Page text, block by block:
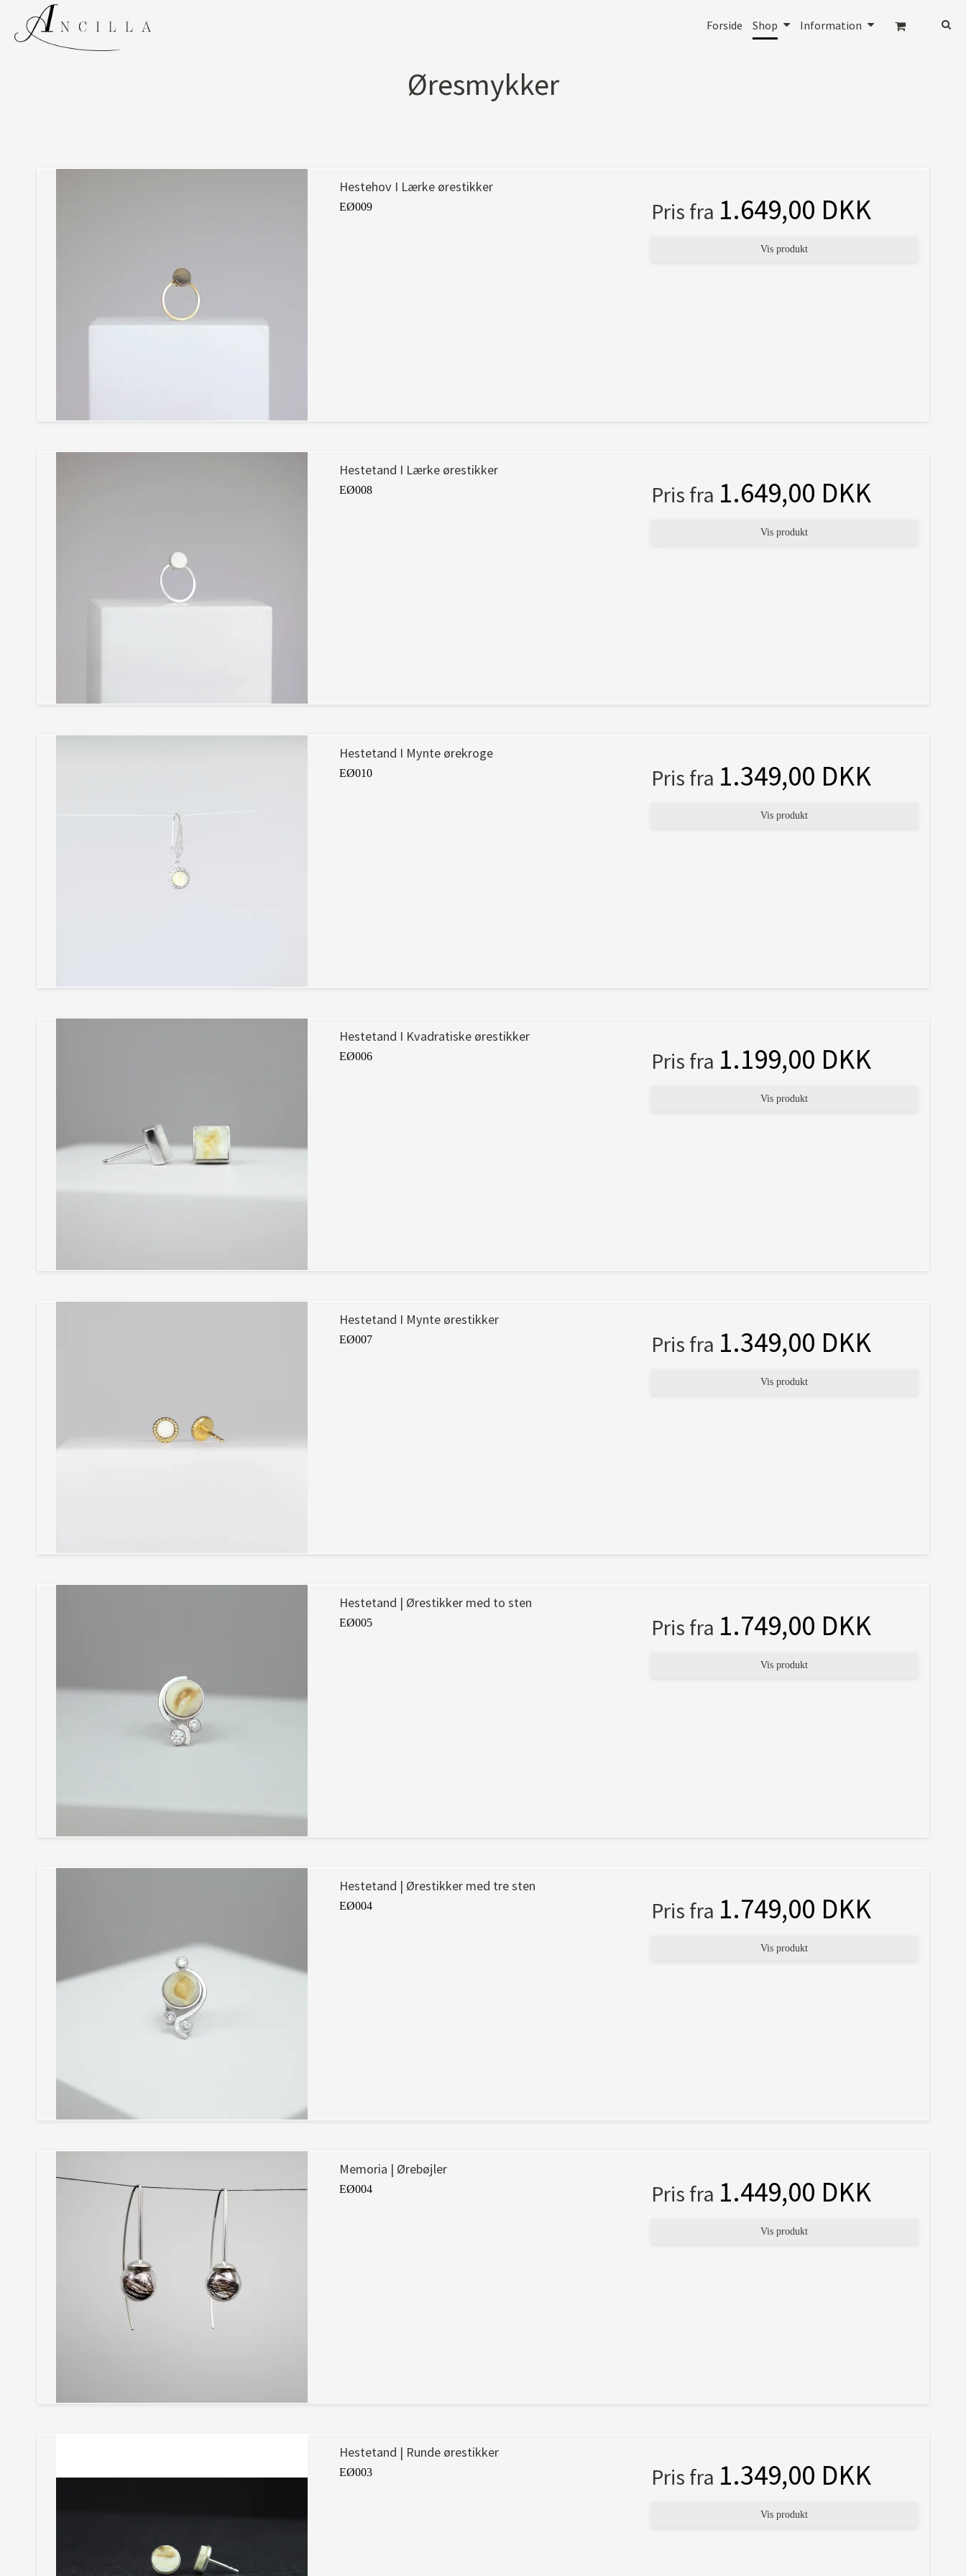
Forside Shop Information
Øresmykker
Hestehov I Lærke ørestikker
EØ009 Pris fra 1.649,00 DKK
Vis produkt
Hestetand I Lærke ørestikker
EØ008 Pris fra 1.649,00 DKK
Vis produkt
Hestetand I Mynte ørekroge
EØ010 Pris fra 1.349,00 DKK
Vis produkt
Hestetand I Kvadratiske ørestikker
EØ006 Pris fra 1.199,00 DKK
Vis produkt
Hestetand I Mynte ørestikker
EØ007 Pris fra 1.349,00 DKK
Vis produkt
Hestetand | Ørestikker med to sten
EØ005 Pris fra 1.749,00 DKK
Vis produkt
Hestetand | Ørestikker med tre sten
EØ004 Pris fra 1.749,00 DKK
Vis produkt
Memoria | Ørebøjler
EØ004 Pris fra 1.449,00 DKK
Vis produkt
Hestetand | Runde ørestikker
EØ003 Pris fra 1.349,00 DKK
Vis produkt